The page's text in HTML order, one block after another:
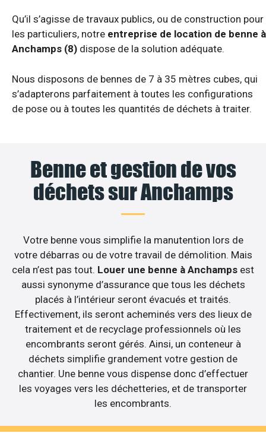
Qu’il s’agisse de travaux publics, ou de construction pour
les particuliers, notre entreprise de location de benne à
Anchamps (8) dispose de la solution adéquate.
Nous disposons de bennes de 7 à 35 mètres cubes, qui
s’adapterons parfaitement à toutes les configurations
de pose ou à toutes les quantités de déchets à traiter.
Benne et gestion de vos
déchets sur Anchamps
Votre benne vous simplifie la manutention lors de
votre débarras ou de votre travail de démolition. Mais
cela n’est pas tout. Louer une benne à Anchamps est
aussi synonyme d’assurance que tous les déchets
placés à l’intérieur seront évacués et traités.
Effectivement, ils seront acheminés vers des lieux de
traitement et de recyclage professionnels où les
encombrants seront gérés. Ainsi, un conteneur à
déchets simplifie grandement votre gestion de
chantier. Une benne vous dispense donc d’effectuer
les voyages vers les déchetteries, et de transporter
les encombrants.